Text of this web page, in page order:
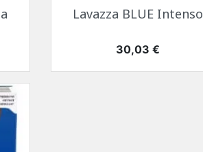
Aperçu rapide
Lavazza BLUE Intenso
Prix
30,03 €